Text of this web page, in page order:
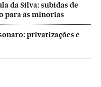
da Silva: subidas de
para as minorias
privatizações e